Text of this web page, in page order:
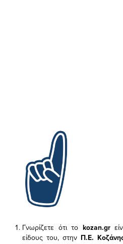
Γνωρίζετε ότι το kozan.gr
είδους του, στην Π.Ε.